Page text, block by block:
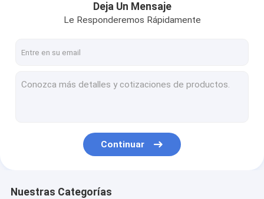
Escáneres de laser terrestres
Sistema del LiDAR del UAV
Deja Un Mensaje
Le Responderemos Rápidamente
Continuar
Nuestras Categorías